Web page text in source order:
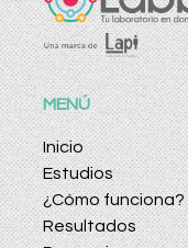
MENÚ
Inicio
Estudios
¿Cómo funciona?
Resultados